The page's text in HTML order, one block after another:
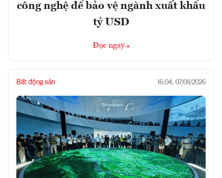
công nghệ để bảo vệ ngành xuất khẩu
tỷ USD
Đọc ngay
Bất động sản 16:04, 07/08/2026